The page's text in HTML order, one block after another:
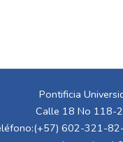
Pontificia
Calle 18 No 118-
602-321-